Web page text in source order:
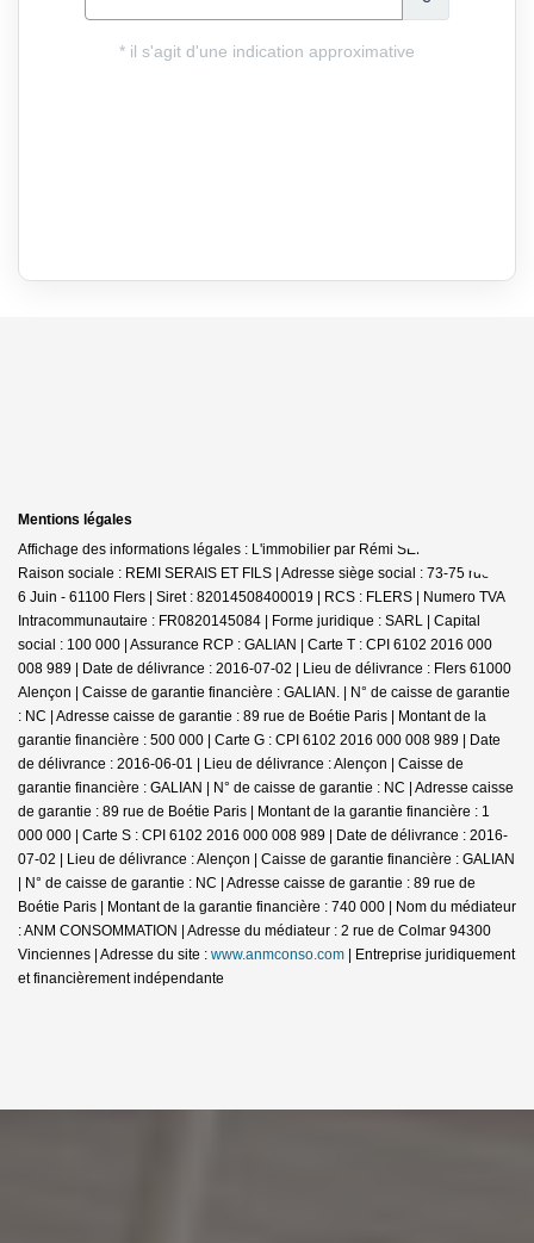
Mentions légales
Affichage des informations légales : L'immobilier par Rémi SERAIS - Flers |
Raison sociale : REMI SERAIS ET FILS | Adresse siège social : 73-75 rue du
6 Juin - 61100 Flers | Siret : 82014508400019 | RCS : FLERS | Numero TVA
Intracommunautaire : FR0820145084 | Forme juridique : SARL | Capital
social : 100 000 | Assurance RCP : GALIAN | Carte T : CPI 6102 2016 000
008 989 | Date de délivrance : 2016-07-02 | Lieu de délivrance : Flers 61000
Alençon | Caisse de garantie financière : GALIAN. | N° de caisse de garantie
: NC | Adresse caisse de garantie : 89 rue de Boétie Paris | Montant de la
garantie financière : 500 000 | Carte G : CPI 6102 2016 000 008 989 | Date
de délivrance : 2016-06-01 | Lieu de délivrance : Alençon | Caisse de
garantie financière : GALIAN | N° de caisse de garantie : NC | Adresse caisse
de garantie : 89 rue de Boétie Paris | Montant de la garantie financière : 1
000 000 | Carte S : CPI 6102 2016 000 008 989 | Date de délivrance : 2016-
07-02 | Lieu de délivrance : Alençon | Caisse de garantie financière : GALIAN
| N° de caisse de garantie : NC | Adresse caisse de garantie : 89 rue de
Boétie Paris | Montant de la garantie financière : 740 000 | Nom du médiateur
: ANM CONSOMMATION | Adresse du médiateur : 2 rue de Colmar 94300
Vinciennes | Adresse du site : www.anmconso.com | Entreprise juridiquement
et financièrement indépendante